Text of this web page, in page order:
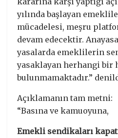
yılında başlayan
mücadelesi, meşru
devam edecektir.
yasalarda emeklilerin
yasaklayan herhangi bir
bulunmamaktadır.”
Açıklamanın tam metni:
“Basına ve kamuoyuna,
Emekli sendikaları